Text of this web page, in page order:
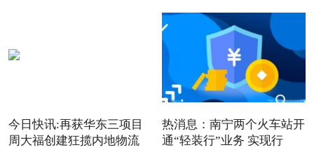
今日快讯:再获华东三项目
周大福创建狂揽内地物流
热消息：南宁两个火车站开
通“轻装行”业务 实现行